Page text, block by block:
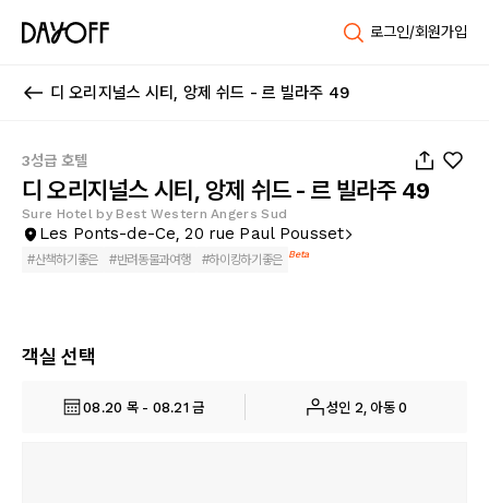
로그인/회원가입
디 오리지널스 시티, 앙제 쉬드 - 르 빌라주 49
3성급 호텔
디 오리지널스 시티, 앙제 쉬드 - 르 빌라주 49
Sure Hotel by Best Western Angers Sud
Les Ponts-de-Ce, 20 rue Paul Pousset
#산책하기좋은 #반려동물과여행 #하이킹하기좋은 Beta
객실 선택
08.20 목 - 08.21 금 성인 2, 아동 0